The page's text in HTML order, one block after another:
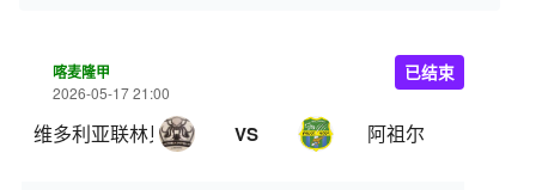
喀麦隆甲
2026-05-17 21:00
维多利亚联林贝 VS 阿祖尔
已结束